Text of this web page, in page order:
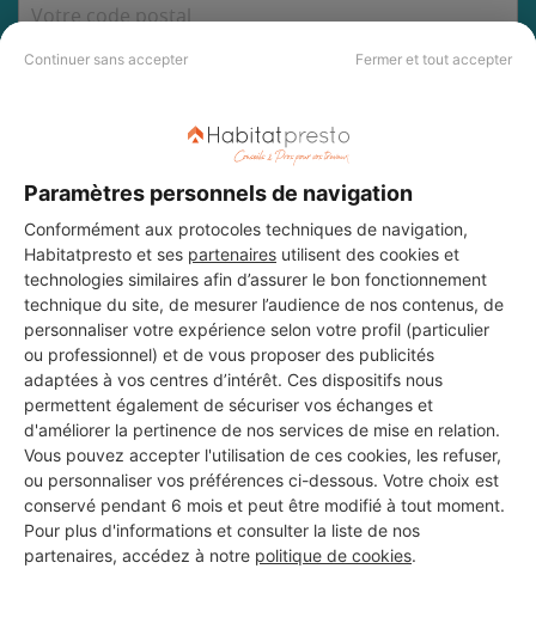
Continuer sans accepter Fermer et tout accepter
Paramètres personnels de navigation
Conformément aux protocoles techniques de navigation,
Habitatpresto et ses partenaires utilisent des cookies et
technologies similaires afin d’assurer le bon fonctionnement
technique du site, de mesurer l’audience de nos contenus, de
personnaliser votre expérience selon votre profil (particulier
ou professionnel) et de vous proposer des publicités
adaptées à vos centres d’intérêt. Ces dispositifs nous
permettent également de sécuriser vos échanges et
d'améliorer la pertinence de nos services de mise en relation.
Vous pouvez accepter l'utilisation de ces cookies, les refuser,
ou personnaliser vos préférences ci-dessous. Votre choix est
conservé pendant 6 mois et peut être modifié à tout moment.
Pour plus d'informations et consulter la liste de nos
partenaires, accédez à notre politique de cookies.
DEMANDER UN DEVIS
Aucun autre professionnel disponible dans cette zone
géographique.